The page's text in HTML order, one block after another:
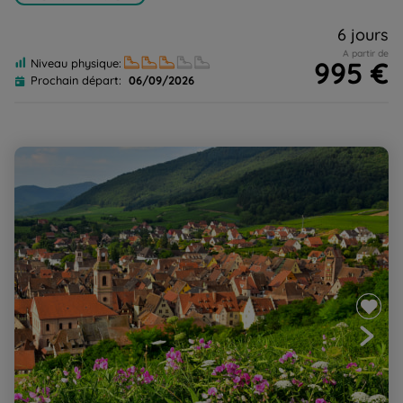
Niveau physique:
Prochain départ: 06/09/2026
6 jours
A partir de
995 €
Le Pays Welche